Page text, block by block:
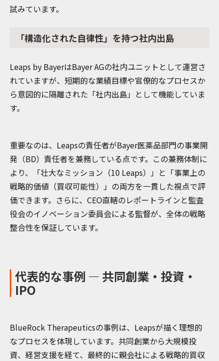
試みています。
「構造化された自律性」を持つ社内出島
Leaps by BayerはBayer AGの社内ユニットとして運営さ
れていますが、短期的な業績目標や官僚的なプロセスか
ら意図的に隔離された「社内出島」として機能していま
す。
重要なのは、Leapsの責任者がBayer医薬品部門の事業開
発（BD）責任者を兼務している点です。この兼務体制に
より、「壮大なミッション（10 Leaps）」と「事業上の
戦略的価値（買収可能性）」の両方を一貫した視点で評
価できます。さらに、CEO直轄のレポートラインと監査
役会のイノベーション委員会による監督が、全体の戦略
整合性を保証しています。
代表的な事例 — 共同創業・投資・
IPO
BlueRock Therapeuticsの事例は、Leapsが描く理想的
なプロセスを体現しています。共同創業から大規模投
資、経営支援を経て、最終的に親会社による戦略的買収